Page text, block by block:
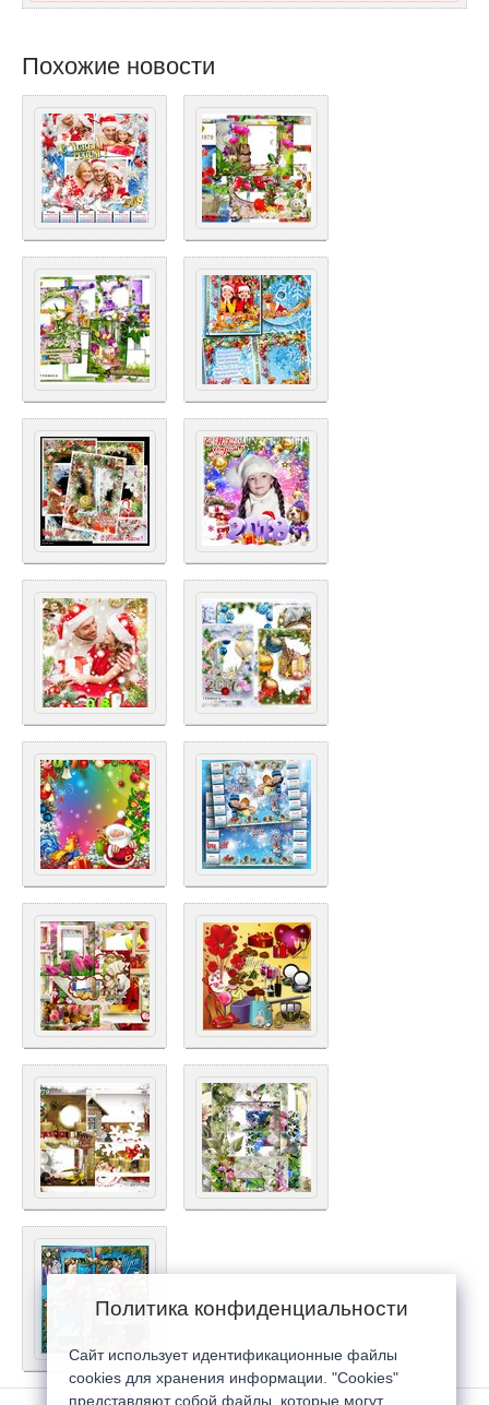
Похожие новости
Политика конфиденциальности
Сайт использует идентификационные файлы
cookies для хранения информации. "Cookies"
представляют собой файлы, которые могут